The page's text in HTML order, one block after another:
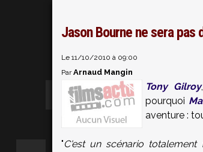
Jason Bourne ne sera
Le 11/10/2010 à 09:00
ParArnaud Mangin
Tony Gilroy
pourquoi
aventure :
"C'est un scénario